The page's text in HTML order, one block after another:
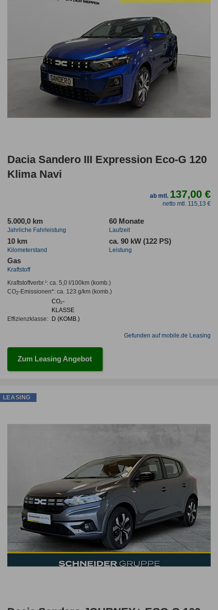
Dacia Sandero III Expression Eco-G 120
Klima Navi
ab mtl. 137,00 €
netto mtl. 115,13 €
5.000,0 km
Jahrliche Fahrleistung
60 Monate
Laufzeit
10 km
Kilometerstand
ca. 90 kW (122 PS)
Leistung
Gas
Kraftstoff
Kraftstoffverbr.¹: ca. 5,0 l/100km(komb.)
CO2-Emissionen*: ca. 123 g/km(komb.)
Effizienzklasse:
CO₂-
KLASSE
D (KOMB.)
Gefunden auf mobile.de Leasing
Zum Leasing Angebot
LEASING